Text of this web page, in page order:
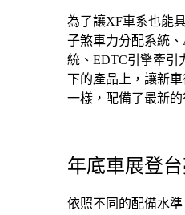
為了讓XF車系也能
子煞車力分配系統
統、EDTC引擎牽引
下的產品上，讓新
一樣，配備了最新
年底車展登
依照不同的配備水